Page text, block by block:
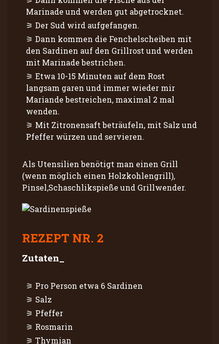
Marinade und werden gut abgetrocknet.
Der Sud wird aufgefangen.
Dann kommen die Fenchelscheiben mit
den Sardinen auf den Grillrost und werden
mit Marinade bestrichen.
Etwa 10-15 Minuten auf dem Rost
langsam garen und immer wieder mir
Mariande bestreichen, maximal 2 mal
wenden.
Mit Zitronensaft beträufeln, mit Salz und
Pfeffer würzen und servieren.
Als Utensilien benötigt man einen Grill
(wenn möglich einen Holzkohlengrill),
Pinsel,Schaschlikspieße und Grillwender.
REZEPT NR. 2
Zutaten_
Pro Person etwa 6 Sardinen
Salz
Pfeffer
Rosmarin
Thymian